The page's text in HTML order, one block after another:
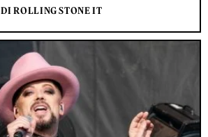
DI ROLLING STONE IT